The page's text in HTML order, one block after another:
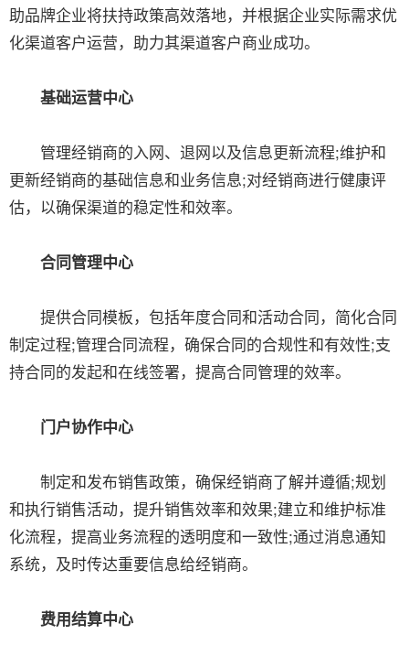
助品牌企业将扶持政策高效落地，并根据企业实际需求优
化渠道客户运营，助力其渠道客户商业成功。
基础运营中心
管理经销商的入网、退网以及信息更新流程;维护和
更新经销商的基础信息和业务信息;对经销商进行健康评
估，以确保渠道的稳定性和效率。
合同管理中心
提供合同模板，包括年度合同和活动合同，简化合同
制定过程;管理合同流程，确保合同的合规性和有效性;支
持合同的发起和在线签署，提高合同管理的效率。
门户协作中心
制定和发布销售政策，确保经销商了解并遵循;规划
和执行销售活动，提升销售效率和效果;建立和维护标准
化流程，提高业务流程的透明度和一致性;通过消息通知
系统，及时传达重要信息给经销商。
费用结算中心